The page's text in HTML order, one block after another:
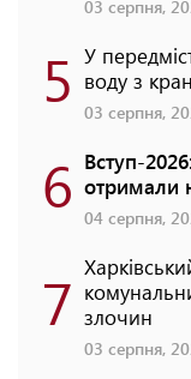
03 серпня,
5 У
воду з
03 серпня,
6 Вступ-
отримали
04 серпня,
7 злочин
03 серпня,